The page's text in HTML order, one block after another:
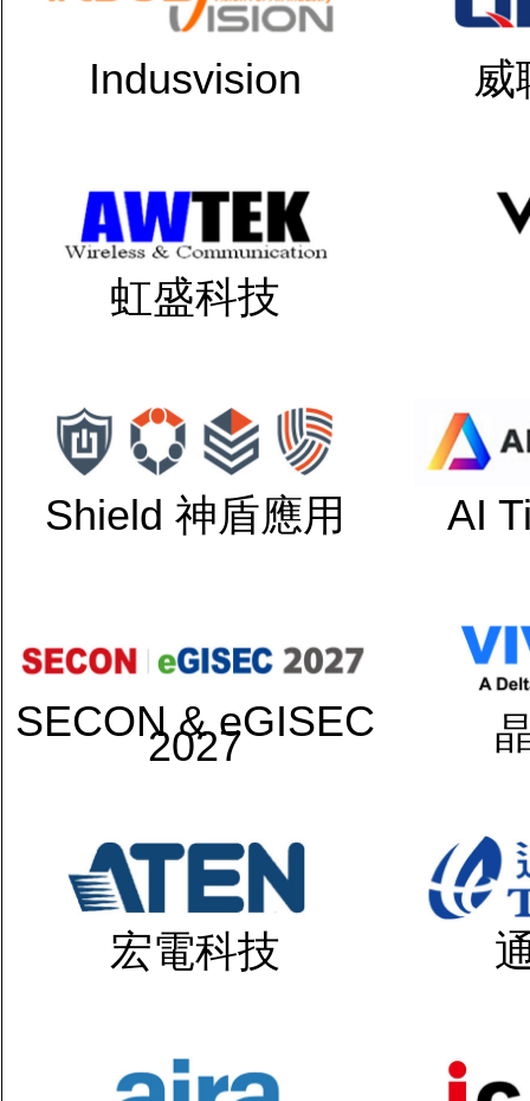
Indusvision 威
虹盛科技
Shield 神盾應用 AI
SECON & eGISEC
2027
宏電科技